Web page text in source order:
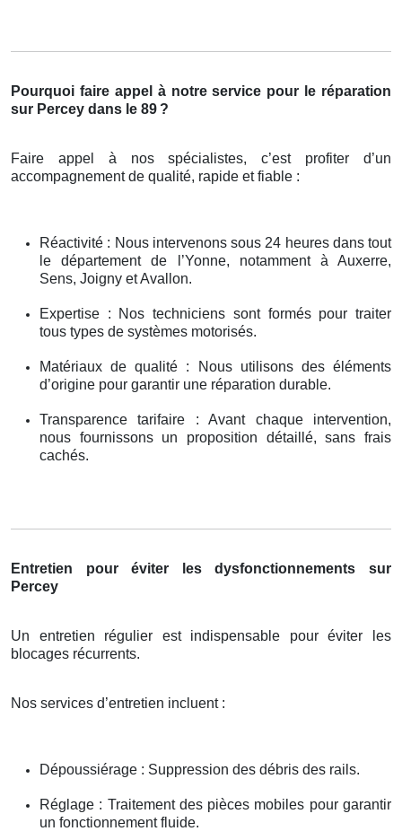
Pourquoi faire appel à notre service pour le réparation
sur Percey dans le 89 ?
Faire appel à nos spécialistes, c’est profiter d’un
accompagnement de qualité, rapide et fiable :
Réactivité : Nous intervenons sous 24 heures dans tout
le département de l’Yonne, notamment à Auxerre,
Sens, Joigny et Avallon.
Expertise : Nos techniciens sont formés pour traiter
tous types de systèmes motorisés.
Matériaux de qualité : Nous utilisons des éléments
d’origine pour garantir une réparation durable.
Transparence tarifaire : Avant chaque intervention,
nous fournissons un proposition détaillé, sans frais
cachés.
Entretien pour éviter les dysfonctionnements sur
Percey
Un entretien régulier est indispensable pour éviter les
blocages récurrents.
Nos services d’entretien incluent :
Dépoussiérage : Suppression des débris des rails.
Réglage : Traitement des pièces mobiles pour garantir
un fonctionnement fluide.